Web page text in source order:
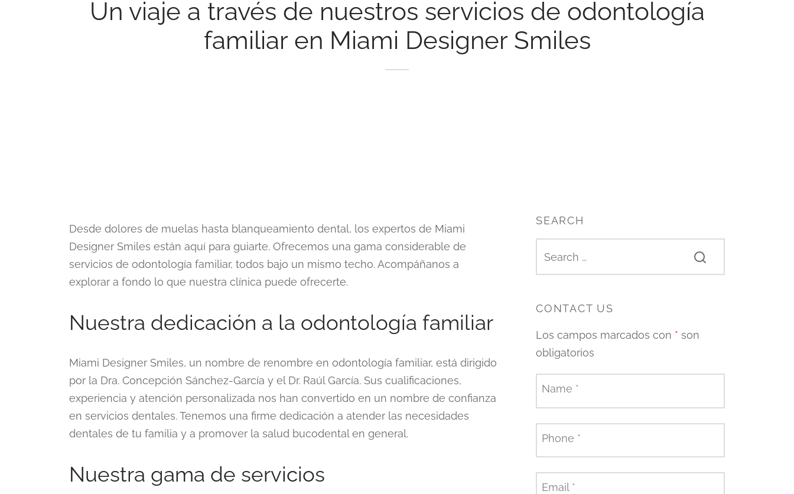
Un viaje a través de nuestros servicios de odontología
familiar en Miami Designer Smiles
Desde dolores de muelas hasta blanqueamiento dental, los expertos de Miami
Designer Smiles están aquí para guiarte. Ofrecemos una gama considerable de
servicios de odontología familiar, todos bajo un mismo techo. Acompáñanos a
explorar a fondo lo que nuestra clínica puede ofrecerte.
Nuestra dedicación a la odontología familiar
Miami Designer Smiles, un nombre de renombre en odontología familiar, está dirigido
por la Dra. Concepción Sánchez-García y el Dr. Raúl García. Sus cualificaciones,
experiencia y atención personalizada nos han convertido en un nombre de confianza
en servicios dentales. Tenemos una firme dedicación a atender las necesidades
dentales de tu familia y a promover la salud bucodental en general.
Nuestra gama de servicios
SEARCH
CONTACT US
Los campos marcados con * son
obligatorios
Name *
Phone *
Email *